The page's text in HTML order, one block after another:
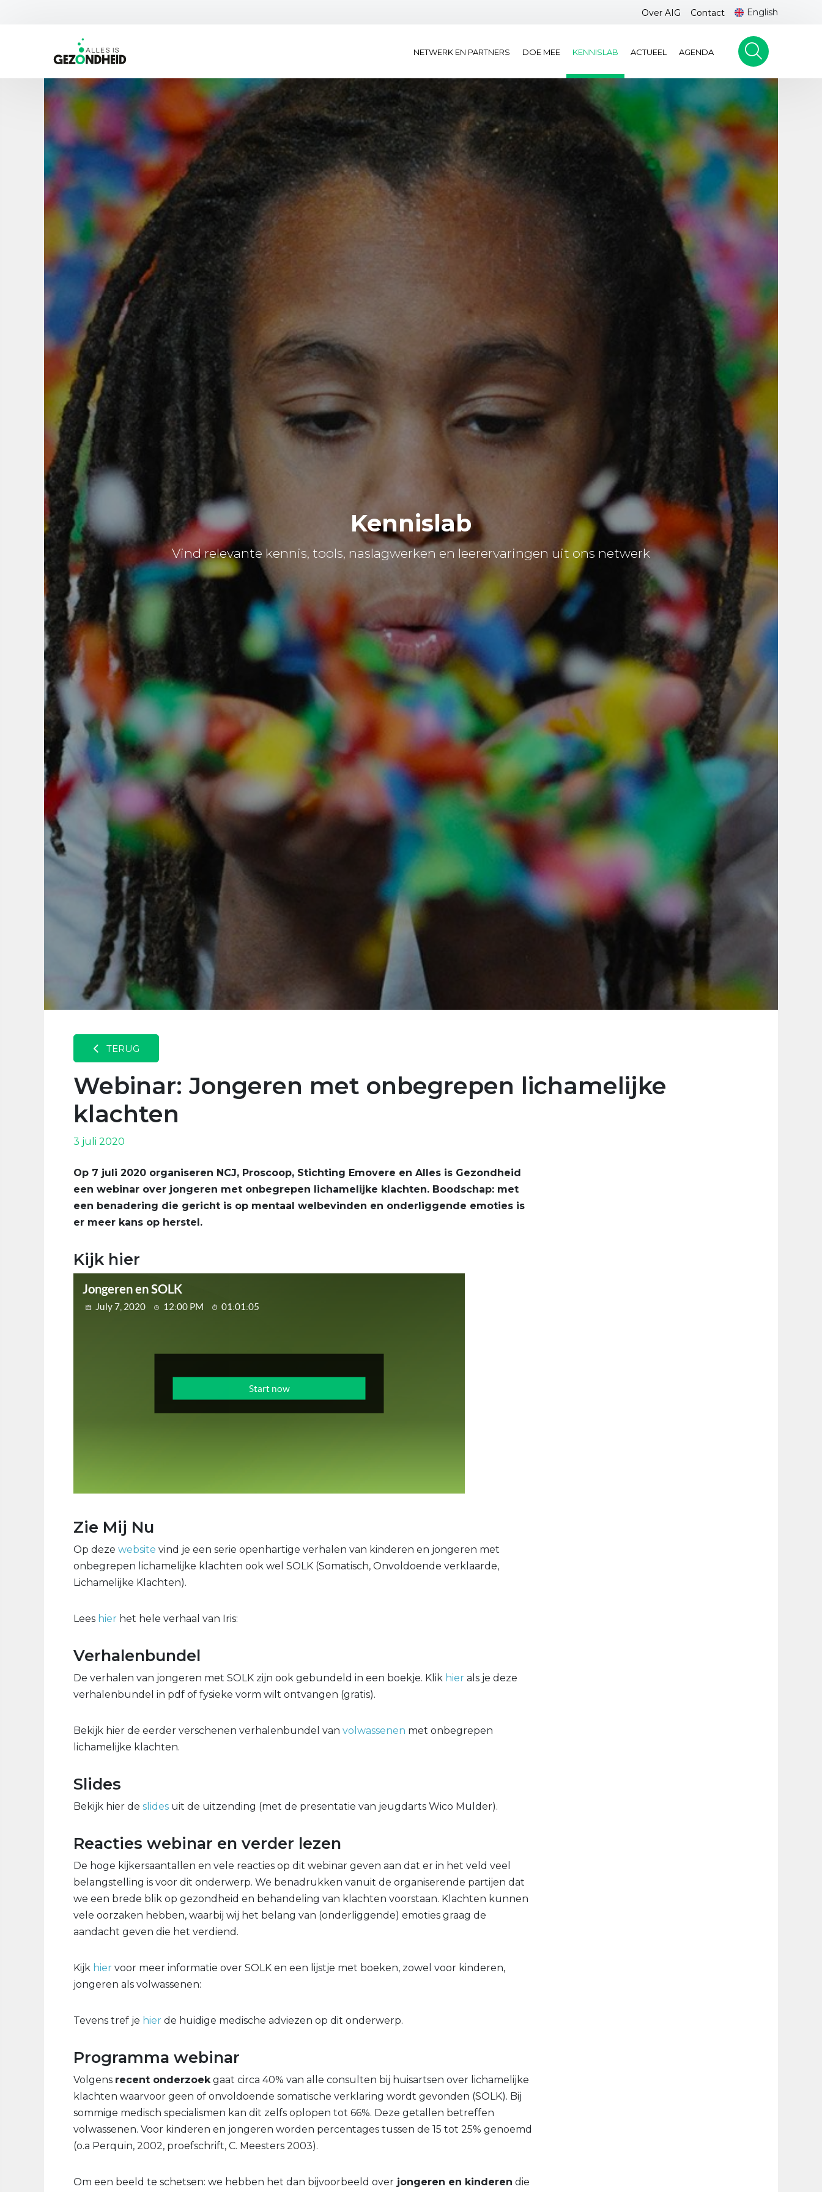
Over AIG Contact English
NETWERK EN PARTNERS DOE MEE KENNISLAB ACTUEEL AGENDA
Kennislab
Vind relevante kennis, tools, naslagwerken en leerervaringen uit ons netwerk
TERUG
Webinar: Jongeren met onbegrepen lichamelijke
klachten
3 juli 2020
Op 7 juli 2020 organiseren NCJ, Proscoop, Stichting Emovere en Alles is Gezondheid
een webinar over jongeren met onbegrepen lichamelijke klachten. Boodschap: met
een benadering die gericht is op mentaal welbevinden en onderliggende emoties is
er meer kans op herstel.
Kijk hier
Zie Mij Nu
Op deze website vind je een serie openhartige verhalen van kinderen en jongeren met
onbegrepen lichamelijke klachten ook wel SOLK (Somatisch, Onvoldoende verklaarde,
Lichamelijke Klachten).
Lees hier het hele verhaal van Iris:
Verhalenbundel
De verhalen van jongeren met SOLK zijn ook gebundeld in een boekje. Klik hier als je deze
verhalenbundel in pdf of fysieke vorm wilt ontvangen (gratis).
Bekijk hier de eerder verschenen verhalenbundel van volwassenen met onbegrepen
lichamelijke klachten.
Slides
Bekijk hier de slides uit de uitzending (met de presentatie van jeugdarts Wico Mulder).
Reacties webinar en verder lezen
De hoge kijkersaantallen en vele reacties op dit webinar geven aan dat er in het veld veel
belangstelling is voor dit onderwerp. We benadrukken vanuit de organiserende partijen dat
we een brede blik op gezondheid en behandeling van klachten voorstaan. Klachten kunnen
vele oorzaken hebben, waarbij wij het belang van (onderliggende) emoties graag de
aandacht geven die het verdiend.
Kijk hier voor meer informatie over SOLK en een lijstje met boeken, zowel voor kinderen,
jongeren als volwassenen:
Tevens tref je hier de huidige medische adviezen op dit onderwerp.
Programma webinar
Volgens recent onderzoekgaat circa 40% van alle consulten bij huisartsen over lichamelijke
klachten waarvoor geen of onvoldoende somatische verklaring wordt gevonden (SOLK). Bij
sommige medisch specialismen kan dit zelfs oplopen tot 66%. Deze getallen betreffen
volwassenen. Voor kinderen en jongeren worden percentages tussen de 15 tot 25% genoemd
(o.a Perquin, 2002, proefschrift, C. Meesters 2003).
Om een beeld te schetsen: we hebben het dan bijvoorbeeld over jongeren en kinderen die